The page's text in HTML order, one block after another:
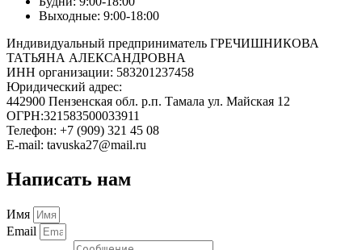
Выходные: 9:00-18:00
Индивидуальный предприниматель ГРЕЧИШНИКОВА
ТАТЬЯНА АЛЕКСАНДРОВНА
ИНН организации: 583201237458
Юридический адрес:
442900 Пензенская обл. р.п. Тамала ул. Майская 12
ОГРН:321583500033911
Телефон: +7 (909) 321 45 08
E-mail: tavuska27@mail.ru
Написать нам
Имя
Email